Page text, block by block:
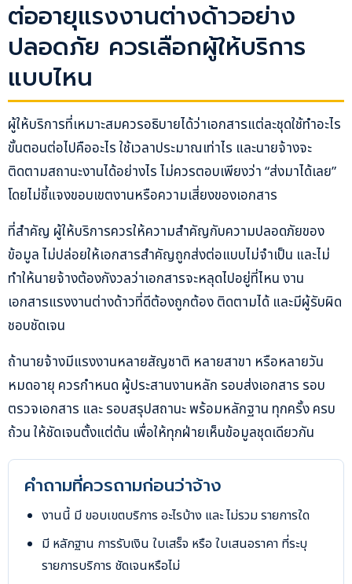
ต่ออายุแรงงานต่างด้าวอย่าง
ปลอดภัย ควรเลือกผู้ให้บริการ
แบบไหน
ผู้ให้บริการที่เหมาะสมควรอธิบายได้ว่าเอกสารแต่ละชุดใช้ทำอะไร
ขั้นตอนต่อไปคืออะไร ใช้เวลาประมาณเท่าไร และนายจ้างจะ
ติดตามสถานะงานได้อย่างไร ไม่ควรตอบเพียงว่า “ส่งมาได้เลย”
โดยไม่ชี้แจงขอบเขตงานหรือความเสี่ยงของเอกสาร
ที่สำคัญ ผู้ให้บริการควรให้ความสำคัญกับความปลอดภัยของ
ข้อมูล ไม่ปล่อยให้เอกสารสำคัญถูกส่งต่อแบบไม่จำเป็น และไม่
ทำให้นายจ้างต้องกังวลว่าเอกสารจะหลุดไปอยู่ที่ไหน งาน
เอกสารแรงงานต่างด้าวที่ดีต้องถูกต้อง ติดตามได้ และมีผู้รับผิด
ชอบชัดเจน
ถ้านายจ้างมีแรงงานหลายสัญชาติ หลายสาขา หรือหลายวัน
หมดอายุ ควรกำหนด ผู้ประสานงานหลัก รอบส่งเอกสาร รอบ
ตรวจเอกสาร และ รอบสรุปสถานะ พร้อมหลักฐาน ทุกครั้ง ครบ
ถ้วน ให้ชัดเจนตั้งแต่ต้น เพื่อให้ทุกฝ่ายเห็นข้อมูลชุดเดียวกัน
คำถามที่ควรถามก่อนว่าจ้าง
งานนี้ มี ขอบเขตบริการ อะไรบ้าง และ ไม่รวม รายการใด
มี หลักฐาน การรับเงิน ใบเสร็จ หรือ ใบเสนอราคา ที่ระบุ
รายการบริการ ชัดเจนหรือไม่